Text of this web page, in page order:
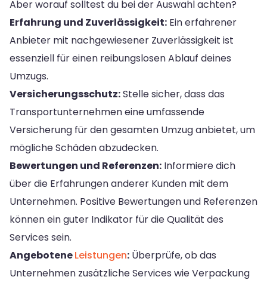
Aber worauf solltest du bei der Auswahl achten?
Erfahrung und Zuverlässigkeit: Ein erfahrener
Anbieter mit nachgewiesener Zuverlässigkeit ist
essenziell für einen reibungslosen Ablauf deines
Umzugs.
Versicherungsschutz:Stelle sicher, dass das
Transportunternehmen eine umfassende
Versicherung für den gesamten Umzug anbietet, um
mögliche Schäden abzudecken.
Bewertungen und Referenzen: Informiere dich
über die Erfahrungen anderer Kunden mit dem
Unternehmen. Positive Bewertungen und Referenzen
können ein guter Indikator für die Qualität des
Services sein.
AngeboteneLeistungen: Überprüfe, ob das
Unternehmen zusätzliche Services wie Verpackung